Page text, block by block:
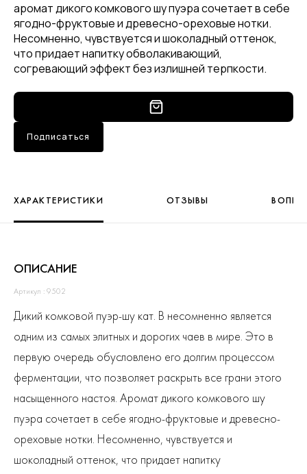
аромат дикого комкового шу пуэра сочетает в себе
ягодно-фруктовые и древесно-ореховые нотки.
Несомненно, чувствуется и шоколадный оттенок,
что придает напитку обволакивающий,
согревающий эффект без излишней терпкости.
Подписаться
ХАРАКТЕРИСТИКИ ОТЗЫВЫ
ОПИСАНИЕ
Артикул : 9502
Дикий комковой пуэр-шу кат. В несомненно является
одним из самых элитных и дорогих чаев в мире. Это в
первую очередь обусловлено его долгим процессом
ферментации, что позволяет раскрыть все грани этого
насыщенного настоя. Аромат дикого комкового шу
пуэра сочетает в себе ягодно-фруктовые и древесно-
ореховые нотки. Несомненно, чувствуется и
шоколадный оттенок, что придает напитку